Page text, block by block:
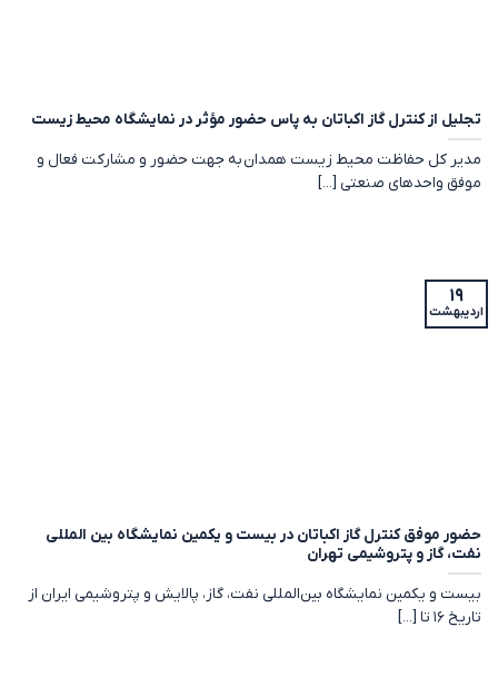
تجلیل از کنترل گاز اکباتان به پاس حضور مؤثر در نمایشگاه محیط زیست
مدیر کل حفاظت محیط زیست همدان به جهت حضور و مشارکت فعال و
موفق واحدهای صنعتی [...]
حضور موفق کنترل گاز اکباتان در بیست و یکمین نمایشگاه بین المللی
نفت، گاز و پتروشیمی تهران
بیست و یکمین نمایشگاه بین‌المللی نفت، گاز، پالایش و پتروشیمی ایران از
تاریخ ۱۶ تا [...]
۱۹
اردیبهشت